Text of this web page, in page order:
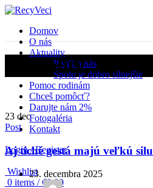
Domov
O nás
Aktuality
Písali o nás
Spolu je dobro silnejšie
Pomoc rodinám
Chceš pomôcť?
Darujte nám 2%
Fotogaléria
Kontakt
Login / Register
Wishlist
0 items / €0.00
Aktuality
23 dec
Post
Aj tiché gestá majú veľkú silu
23. decembra 2025